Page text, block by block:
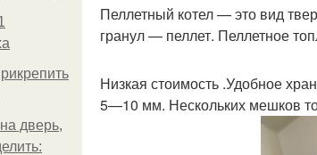
дверь,
Пеллетный котел — это вид
гранул — пеллет. Пеллетное
Низкая стоимость .Удобное
5—10 мм. Нескольких мешков